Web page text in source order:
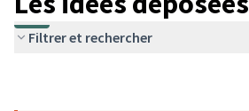
Filtrer et rechercher